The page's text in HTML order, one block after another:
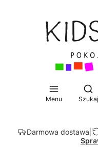
Menu Szukaj
Darmowa dostawa